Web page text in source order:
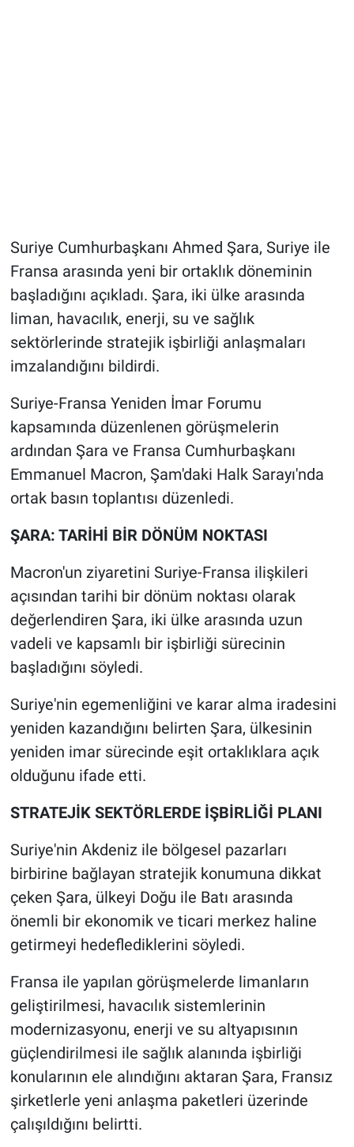
Suriye Cumhurbaşkanı Ahmed Şara, Suriye ile
Fransa arasında yeni bir ortaklık döneminin
başladığını açıkladı. Şara, iki ülke arasında
liman, havacılık, enerji, su ve sağlık
sektörlerinde stratejik işbirliği anlaşmaları
imzalandığını bildirdi.
Suriye-Fransa Yeniden İmar Forumu
kapsamında düzenlenen görüşmelerin
ardından Şara ve Fransa Cumhurbaşkanı
Emmanuel Macron, Şam'daki Halk Sarayı'nda
ortak basın toplantısı düzenledi.
ŞARA: TARİHİ BİR DÖNÜM NOKTASI
Macron'un ziyaretini Suriye-Fransa ilişkileri
açısından tarihi bir dönüm noktası olarak
değerlendiren Şara, iki ülke arasında uzun
vadeli ve kapsamlı bir işbirliği sürecinin
başladığını söyledi.
Suriye'nin egemenliğini ve karar alma iradesini
yeniden kazandığını belirten Şara, ülkesinin
yeniden imar sürecinde eşit ortaklıklara açık
olduğunu ifade etti.
STRATEJİK SEKTÖRLERDE İŞBİRLİĞİ PLANI
Suriye'nin Akdeniz ile bölgesel pazarları
birbirine bağlayan stratejik konumuna dikkat
çeken Şara, ülkeyi Doğu ile Batı arasında
önemli bir ekonomik ve ticari merkez haline
getirmeyi hedeflediklerini söyledi.
Fransa ile yapılan görüşmelerde limanların
geliştirilmesi, havacılık sistemlerinin
modernizasyonu, enerji ve su altyapısının
güçlendirilmesi ile sağlık alanında işbirliği
konularının ele alındığını aktaran Şara, Fransız
şirketlerle yeni anlaşma paketleri üzerinde
çalışıldığını belirtti.